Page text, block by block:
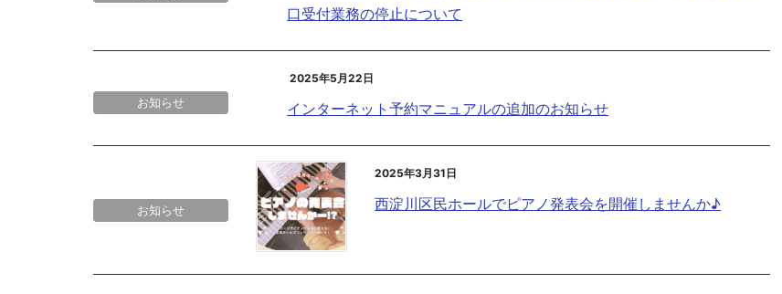
口受付業務の停止について
お知らせ
2025年5月22日
インターネット予約マニュアルの追加のお知らせ
お知らせ
2025年3月31日
西淀川区民ホールでピアノ発表会を開催しませんか♪